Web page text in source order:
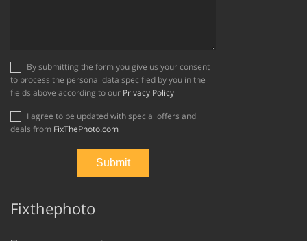
to process the personal data specified by you in the
fields above according to our Privacy Policy
deals from FixThePhoto.com
Fixthephoto